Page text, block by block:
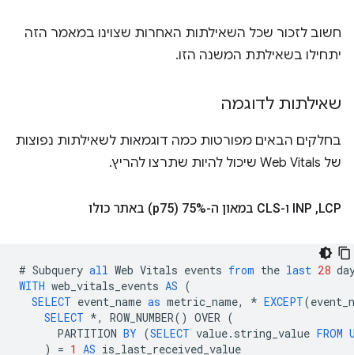
חשוב לזכור שכל השאילתות האחרות שצוינו במאמר הזה
יתחילו בשאילתת המשנה הזו.
שאילתות לדוגמה
בחלקים הבאים מפורטות כמה דוגמאות לשאילתות נפוצות
של Web Vitals שיכול להיות שתרצו להריץ.
LCP
,
# Subquery all Web Vitals events from the last 28
WITH web_vitals_events AS (
SELECT event_name as metric_name, * EXCEPT(
SELECT *, ROW_NUMBER() OVER (
PARTITION BY (SELECT value. string_value FROM
)
= 1 AS is_last_received_value